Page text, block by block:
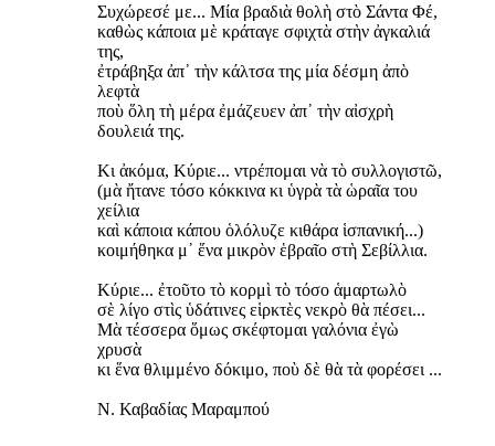
Συχώρεσέ με... Μία βραδιὰ θολὴ στὸ Σάντα Φέ,
καθὼς κάποια μὲ κράταγε σφιχτὰ στὴν ἀγκαλιά
της,
ἐτράβηξα ἀπ᾿ τὴν κάλτσα της μία δέσμη ἀπὸ
λεφτὰ
ποὺ ὅλη τὴ μέρα ἐμάζευεν ἀπ᾿ τὴν αἰσχρὴ
δουλειά της.
Κι ἀκόμα, Κύριε... ντρέπομαι νὰ τὸ συλλογιστῶ,
(μὰ ἤτανε τόσο κόκκινα κι ὑγρὰ τὰ ὡραῖα του
χείλια
καὶ κάποια κάπου ὁλόλυζε κιθάρα ἱσπανική...)
κοιμήθηκα μ᾿ ἕνα μικρὸν ἑβραῖο στὴ Σεβίλλια.
Κύριε... ἐτοῦτο τὸ κορμὶ τὸ τόσο ἁμαρτωλὸ
σὲ λίγο στὶς ὑδάτινες εἱρκτὲς νεκρὸ θὰ πέσει...
Μὰ τέσσερα ὅμως σκέφτομαι γαλόνια ἐγὼ
χρυσὰ
κι ἕνα θλιμμένο δόκιμο, ποὺ δὲ θὰ τὰ φορέσει ...
Ν. Καβαδίας Μαραμπού